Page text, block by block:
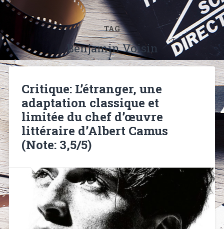
TAG
Benjamin Voisin
Critique: L’étranger, une
adaptation classique et
limitée du chef d’œuvre
littéraire d’Albert Camus
(Note: 3,5/5)